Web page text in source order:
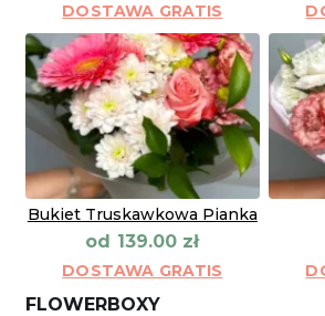
DOSTAWA GRATIS
Bukiet Truskawkowa Pianka
od 139.00 zł
DOSTAWA GRATIS
FLOWERBOXY